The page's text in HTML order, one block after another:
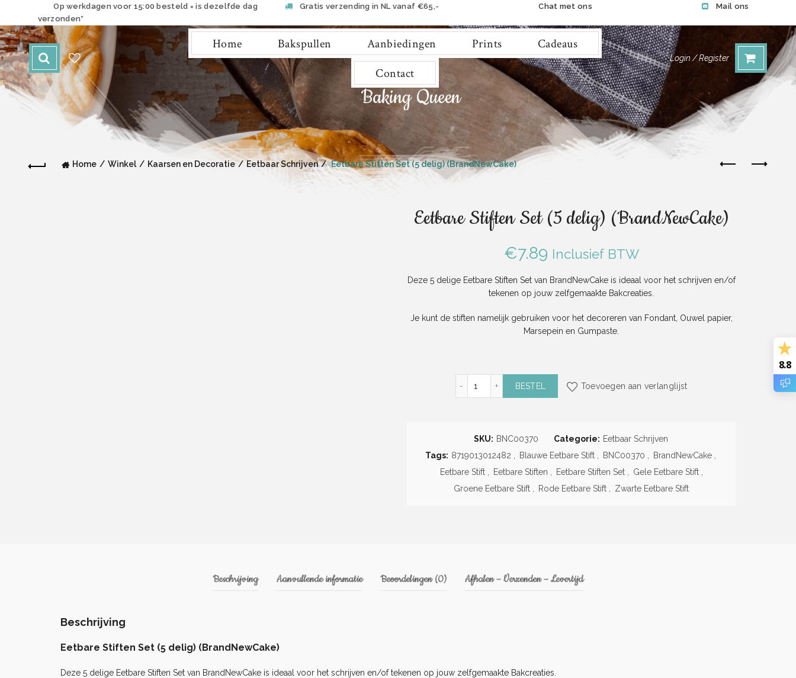
Op werkdagen voor 15:00 besteld = is dezelfde dag
verzonden*
Gratis verzending in NL vanaf €65,- Chat met ons Mail ons
Home Bakspullen Aanbiedingen Prints
Cadeaus
Contact
Login / Register
Home Winkel Kaarsen en Decoratie Eetbaar Schrijven Eetbare Stiften Set (5 delig) (BrandNewCake)
Eetbare Stiften Set (5 delig) (BrandNewCake)
€7.89 Inclusief BTW
Deze 5 delige Eetbare Stiften Set van BrandNewCake is ideaal voor het schrijven en/of
tekenen op jouw zelfgemaakte Bakcreaties.
Je kunt de stiften namelijk gebruiken voor het decoreren van Fondant, Ouwel papier,
Marsepein en Gumpaste.
Eetbare Stiften Set (5 delig) (BrandNewCake) aantal
BESTEL Toevoegen aan verlanglijst
SKU: BNC00370 Categorie: Eetbaar Schrijven
Tags: 8719013012482 Blauwe Eetbare Stift BNC00370 BrandNewCake
Eetbare Stift
Eetbare Stiften Eetbare Stiften Set Gele Eetbare Stift
Groene Eetbare Stift
Rode Eetbare Stift Zwarte Eetbare Stift
Beschrijving Aanvullende informatie Beoordelingen (0) Afhalen – Verzenden – Levertijd
Beschrijving
Eetbare Stiften Set (5 delig) (BrandNewCake)
Deze 5 delige Eetbare Stiften Set van BrandNewCake is ideaal voor het schrijven en/of tekenen op jouw zelfgemaakte Bakcreaties.
8.8